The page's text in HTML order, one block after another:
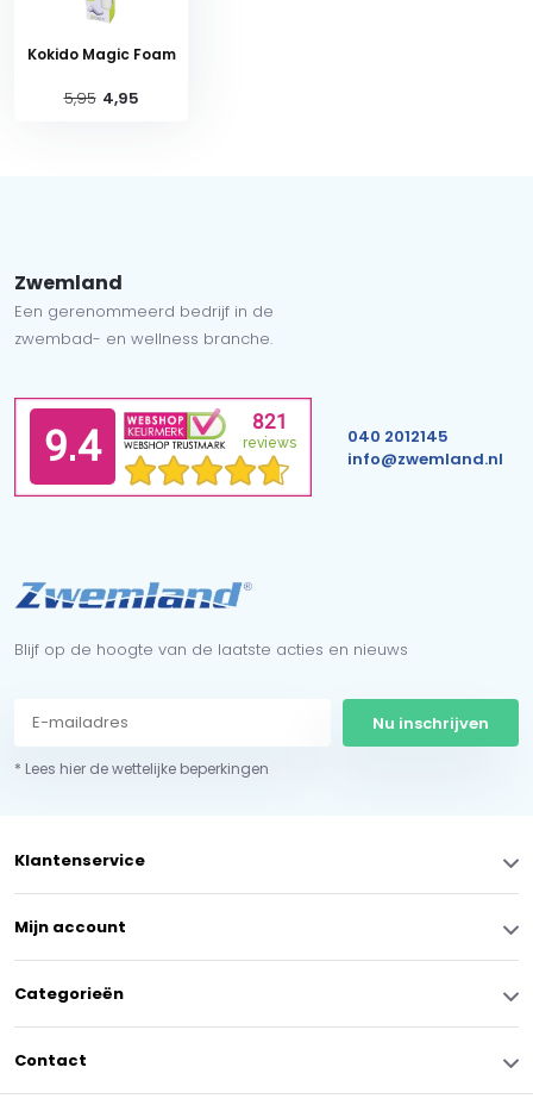
Kokido Magic Foam
5,95 4,95
Zwemland
Een gerenommeerd bedrijf in de
zwembad- en wellness branche.
040 2012145
info@zwemland.nl
Blijf op de hoogte van de laatste acties en nieuws
Nu inschrijven
* Lees hier de wettelijke beperkingen
Klantenservice
Mijn account
Categorieën
Contact